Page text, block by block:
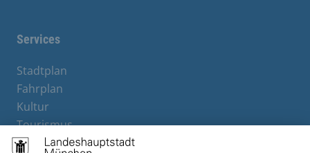
Services
Stadtplan
Fahrplan
Kultur
Tourismus
M-Strom